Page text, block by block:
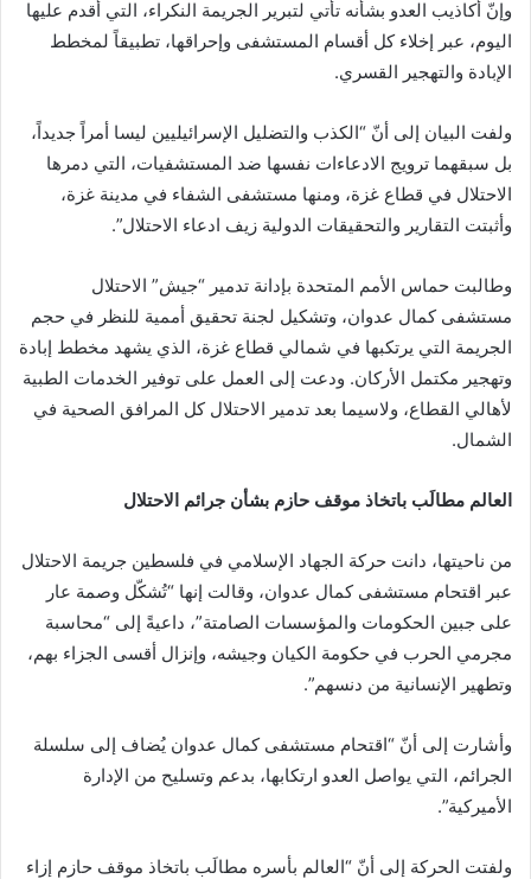
وإنّ أكاذيب العدو بشأنه تأتي لتبرير الجريمة النكراء، التي أقدم عليها
اليوم، عبر إخلاء كل أقسام المستشفى وإحراقها، تطبيقاً لمخطط
الإبادة والتهجير القسري.
ولفت البيان إلى أنّ “الكذب والتضليل الإسرائيليين ليسا أمراً جديداً،
بل سبقهما ترويج الادعاءات نفسها ضد المستشفيات، التي دمرها
الاحتلال في قطاع غزة، ومنها مستشفى الشفاء في مدينة غزة،
وأثبتت التقارير والتحقيقات الدولية زيف ادعاء الاحتلال”.
وطالبت حماس الأمم المتحدة بإدانة تدمير “جيش” الاحتلال
مستشفى كمال عدوان، وتشكيل لجنة تحقيق أممية للنظر في حجم
الجريمة التي يرتكبها في شمالي قطاع غزة، الذي يشهد مخطط إبادة
وتهجير مكتمل الأركان. ودعت إلى العمل على توفير الخدمات الطبية
لأهالي القطاع، ولاسيما بعد تدمير الاحتلال كل المرافق الصحية في
الشمال.
العالم مطالَب باتخاذ موقف حازم بشأن جرائم الاحتلال
من ناحيتها، دانت حركة الجهاد الإسلامي في فلسطين جريمة الاحتلال
عبر اقتحام مستشفى كمال عدوان، وقالت إنها “تُشكّل وصمة عار
على جبين الحكومات والمؤسسات الصامتة”، داعيةً إلى “محاسبة
مجرمي الحرب في حكومة الكيان وجيشه، وإنزال أقسى الجزاء بهم،
وتطهير الإنسانية من دنسهم”.
وأشارت إلى أنّ “اقتحام مستشفى كمال عدوان يُضاف إلى سلسلة
الجرائم، التي يواصل العدو ارتكابها، بدعم وتسليح من الإدارة
الأميركية”.
ولفتت الحركة إلى أنّ “العالم بأسره مطالَب باتخاذ موقف حازم إزاء